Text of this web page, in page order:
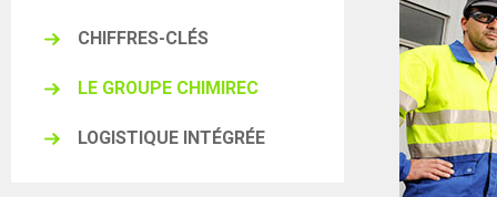
CHIFFRES-CLÉS
LE GROUPE CHIMIREC
LOGISTIQUE INTÉGRÉE